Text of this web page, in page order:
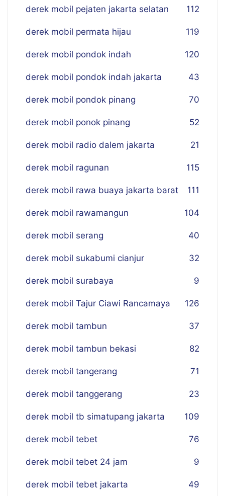
derek mobil pejaten jakarta selatan 112
derek mobil permata hijau 119
derek mobil pondok indah 120
derek mobil pondok indah jakarta 43
derek mobil pondok pinang 70
derek mobil ponok pinang 52
derek mobil radio dalem jakarta 21
derek mobil ragunan 115
derek mobil rawa buaya jakarta barat 111
derek mobil rawamangun 104
derek mobil serang 40
derek mobil sukabumi cianjur 32
derek mobil surabaya 9
derek mobil Tajur Ciawi Rancamaya 126
derek mobil tambun 37
derek mobil tambun bekasi 82
derek mobil tangerang 71
derek mobil tanggerang 23
derek mobil tb simatupang jakarta 109
derek mobil tebet 76
derek mobil tebet 24 jam 9
derek mobil tebet jakarta 49